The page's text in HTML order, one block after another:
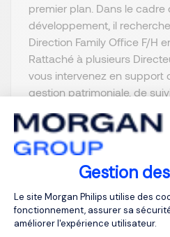
Gestion
Plateforme de
Le site Morgan Philips utilise des
fonctionnement, assurer sa
améliorer l'expérience utilisateur.
premier plan. Dans le cadre
développement, il
Direction Family Office F/H
Rattaché à plusieurs
vous intervenez en support
gestion patrimoniale, de suivi